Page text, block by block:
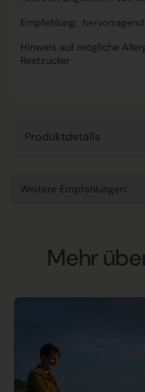
Empfehlung:
Hinweis auf mögliche
Restzucker
Produktdetails
Weitere Empfehlungen:
Mehr